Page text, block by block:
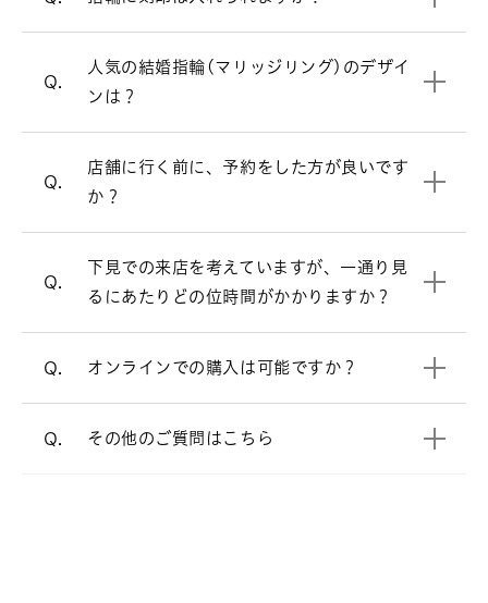
Q.
人気の結婚指輪(マリッジリング)のデザイ
ンは？
V字ラインの結婚指輪を見る
Q.
店舗に行く前に、予約をした方が良いです
か？
A.
いませんが、週末はお時間帯によっては
頂けるとお待たせすることなくスムーズ
にご案内させて頂きます。
Q.
下見での来店を考えていますが、一通り見
るにあたりどの位時間がかかりますか？
A.
お客様により様々ですが、ゆっくりご覧
頂きますと、だいたい1時間半～2時間く
に合わせてご案内いたします。
Q. オンラインでの購入は可能ですか？
A.
すので、ご安心ください。
電話でのご相談も承っております。
オンラインショップ
Q. その他のご質問はこちら
A. よくあるご質問 をご覧ください。